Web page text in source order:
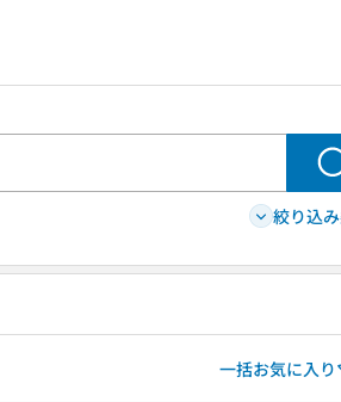
絞り込
一括お気に入り